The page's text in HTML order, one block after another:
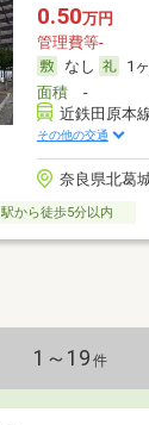
0.50万円
管理費等-
なし
1
面積-
近鉄田原本
その他の交通
奈良県北葛
駅から徒歩5分以内
1～19 件